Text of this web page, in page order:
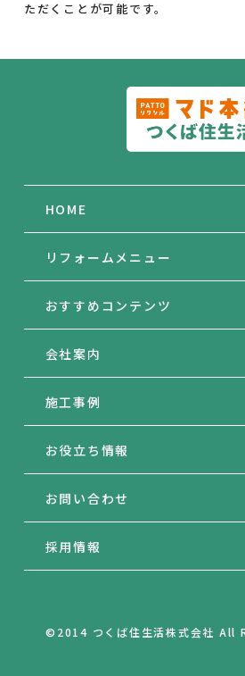
ただくことが可能です。
HOME
リフォームメニュー
おすすめコンテンツ
会社案内
施工事例
お役立ち情報
お問い合わせ
採用情報
©2014 つくば住生活株式会社